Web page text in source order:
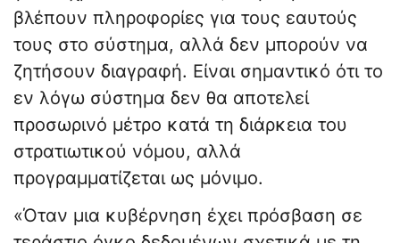
βλέπουν πληροφορίες για τους εαυτούς
τους στο σύστημα, αλλά δεν μπορούν να
ζητήσουν διαγραφή. Είναι σημαντικό ότι το
εν λόγω σύστημα δεν θα αποτελεί
προσωρινό μέτρο κατά τη διάρκεια του
στρατιωτικού νόμου, αλλά
προγραμματίζεται ως μόνιμο.
«Όταν μια κυβέρνηση έχει πρόσβαση σε